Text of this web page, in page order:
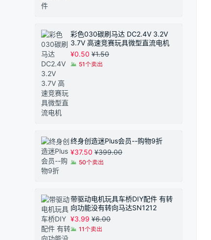
彩色030碳刷马达 DC2.4V 3.2V
3.7V 高速竞赛玩具微型直流电机
¥0.50 ¥1.50
51个卖出
终身创造迷Plus会员--购物9折
¥37.50 ¥399.00
50个卖出
带驱动电机玩具车桥DIY配件 有转
向功能没有转向马达SN1212
¥3.99 ¥6.00
11个卖出